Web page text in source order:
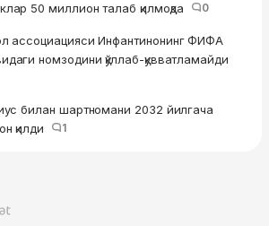
50 миллион талаб қилмоқда
0
ассоциацияси Инфантинонинг ФИФА
номзодини қўллаб-қувватламайди
билан шартномани 2032 йилгача
қилди
1